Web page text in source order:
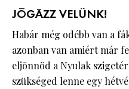
JÓGÁZZ VELÜNK!
Habár még odébb van a
azonban van amiért már
eljönnöd a Nyulak
szükséged lenne egy